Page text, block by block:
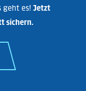
geht es! Jetzt
sichern.